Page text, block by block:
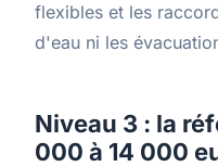
flexibles et les
d'eau ni les
Niveau 3 : la
000 à 14 000